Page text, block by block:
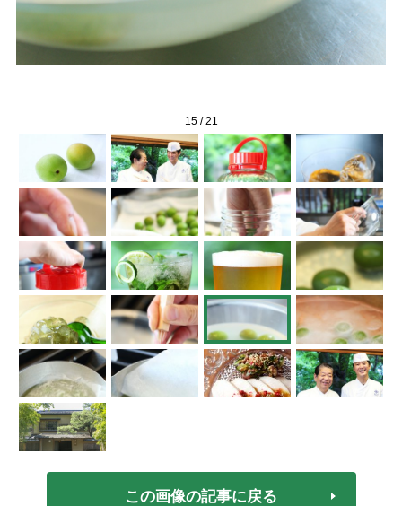
15/21
この画像の記事に戻る